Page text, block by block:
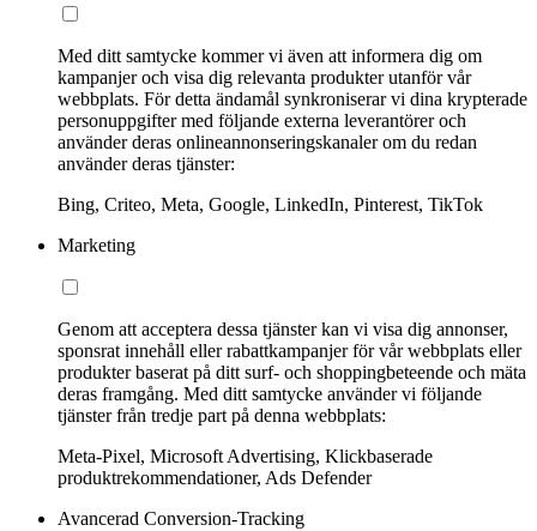
Med ditt samtycke kommer vi även att informera dig om
kampanjer och visa dig relevanta produkter utanför vår
webbplats. För detta ändamål synkroniserar vi dina krypterade
personuppgifter med följande externa leverantörer och
använder deras onlineannonseringskanaler om du redan
använder deras tjänster:
Bing, Criteo, Meta, Google, LinkedIn, Pinterest, TikTok
Marketing
Genom att acceptera dessa tjänster kan vi visa dig annonser,
sponsrat innehåll eller rabattkampanjer för vår webbplats eller
produkter baserat på ditt surf- och shoppingbeteende och mäta
deras framgång. Med ditt samtycke använder vi följande
tjänster från tredje part på denna webbplats:
Meta-Pixel, Microsoft Advertising, Klickbaserade
produktrekommendationer, Ads Defender
Avancerad Conversion-Tracking